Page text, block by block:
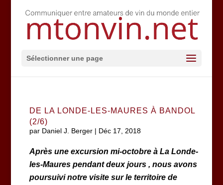
Sélectionner une page
DE LA LONDE-LES-MAURES À BANDOL
(2/6)
par Daniel J. Berger| Déc 17, 2018
Après une excursion mi-octobre à La Londe-
les-Maures pendant deux jours , nous avons
poursuivi notre visite sur le territoire de